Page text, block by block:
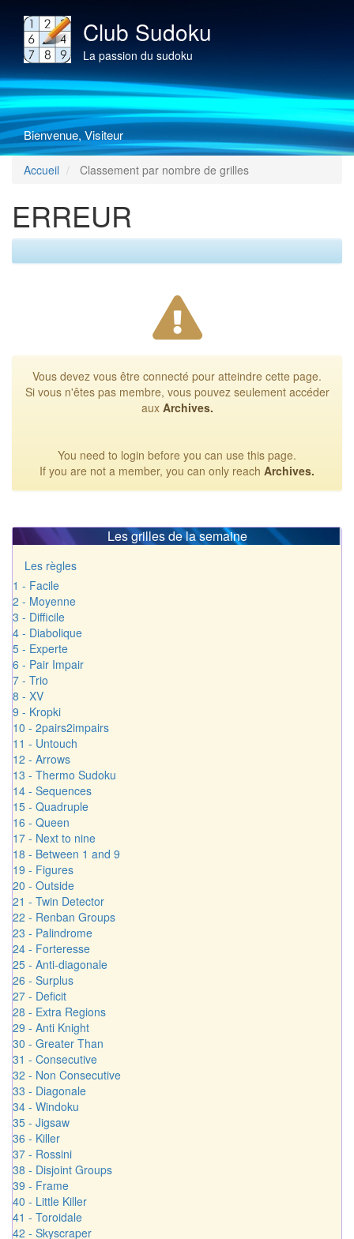
Club Sudoku
La passion du sudoku
Bienvenue, Visiteur
Les grilles de la semaine
Les règles
1 - Facile
2 - Moyenne
3 - Difficile
4 - Diabolique
5 - Experte
6 - Pair Impair
7 - Trio
8 - XV
9 - Kropki
10 - 2pairs2impairs
11 - Untouch
12 - Arrows
13 - Thermo Sudoku
14 - Sequences
15 - Quadruple
16 - Queen
17 - Next to nine
18 - Between 1 and 9
19 - Figures
20 - Outside
21 - Twin Detector
22 - Renban Groups
23 - Palindrome
24 - Forteresse
25 - Anti-diagonale
26 - Surplus
27 - Deficit
28 - Extra Regions
29 - Anti Knight
30 - Greater Than
31 - Consecutive
32 - Non Consecutive
33 - Diagonale
34 - Windoku
35 - Jigsaw
36 - Killer
37 - Rossini
38 - Disjoint Groups
39 - Frame
40 - Little Killer
41 - Toroidale
42 - Skyscraper
Accueil Classement par nombre de grilles
ERREUR
Vous devez vous être connecté pour atteindre cette page.
Si vous n'êtes pas membre, vous pouvez seulement accéder
aux Archives.
You need to login before you can use this page.
If you are not a member, you can only reach Archives.